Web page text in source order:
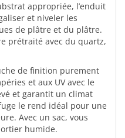
appropriée, l’enduit
et niveler les
de plâtre et du plâtre.
prétraité avec du quartz,
de finition purement
et aux UV avec le
et garantit un climat
le rend idéal pour une
Avec un sac, vous
humide.